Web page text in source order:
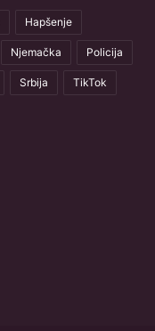
Hapšenje
Njemačka Policija
Srbija TikTok